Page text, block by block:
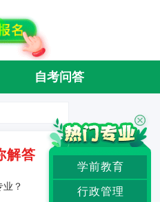
自考问答
解答
业？
学前教育
行政管理